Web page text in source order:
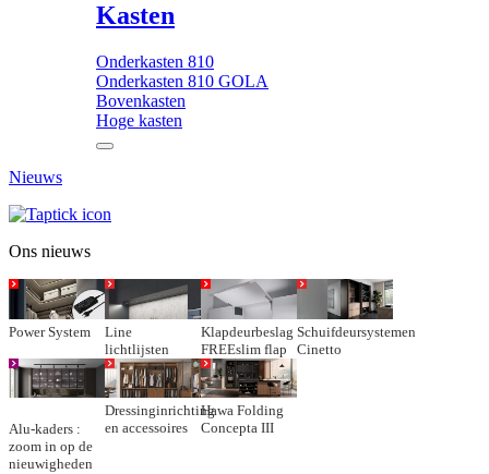
Kasten
Onderkasten 810
Onderkasten 810 GOLA
Bovenkasten
Hoge kasten
Nieuws
Ons nieuws
Power System
Line
lichtlijsten
Klapdeurbeslag
FREEslim flap
Schuifdeursystemen
Cinetto
Alu-kaders :
zoom in op de
nieuwigheden
Dressinginrichting
en accessoires
Hawa Folding
Concepta III